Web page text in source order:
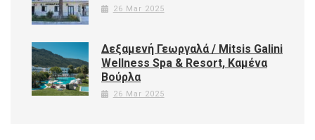
26 Mar 2025
Δεξαμενή Γεωργαλά / Mitsis Galini
Wellness Spa & Resort, Καμένα
Βούρλα
26 Mar 2025